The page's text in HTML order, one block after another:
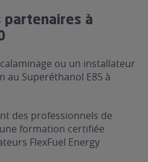
partenaires à
ou un installateur
au Superéthanol E85 à
des professionnels de
formation certifiée
FlexFuel Energy